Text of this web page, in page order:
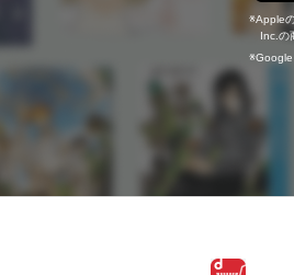
Apple
Inc.の
Google